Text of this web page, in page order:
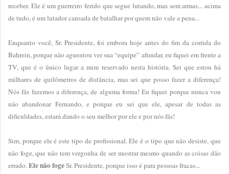
receber. Ele é um guerreiro ferido que segue lutando, mas sem armas... acima
de tudo, é um lutador cansada de batalhar por quem não vale a pena...
Enquanto você, Sr. Presidente, foi embora hoje antes do fim da corrida do
Bahrein, porque não aguentou ver sua “equipe” afundar, eu fiquei em frente a
TV, que é o único lugar a mim reservado nesta história. Sei que estou há
milhares de quilômetros de distância, mas sei que posso fazer a diferença!
Nós fãs fazemos a diferença, de alguma forma! Eu fiquei porque nunca vou
não abandonar Fernando, e porque eu sei que ele, apesar de todas as
dificuldades, estará dando o seu melhor por ele e por nós fãs!
Sim, porque ele é este tipo de profissional. Ele é o tipo que não desiste, que
não foge, que não tem vergonha de ser mostrar mesmo quando as coisas dão
errado.Ele não fogeSr. Presidente, porque isso é para pessoas fracas...